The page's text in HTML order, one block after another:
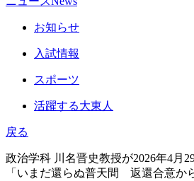
お知らせ
入試情報
スポーツ
活躍する大東人
戻る
政治学科 川名晋史教授が2026年4月
「いまだ還らぬ普天間 返還合意か